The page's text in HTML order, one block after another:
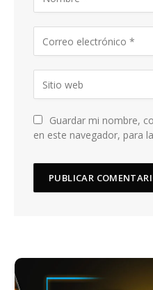
Guardar mi nombre,
en este navegador, para